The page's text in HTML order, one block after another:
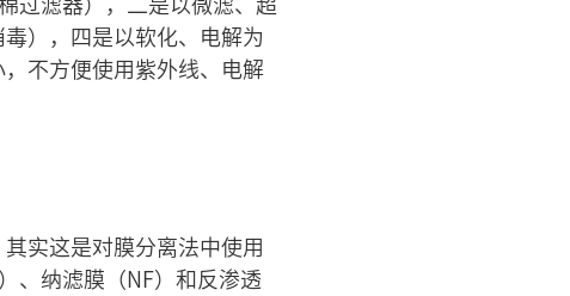
），四是以软化、电解为
不方便使用紫外线、电解
实这是对膜分离法中使用
、纳滤膜（NF）和反渗透